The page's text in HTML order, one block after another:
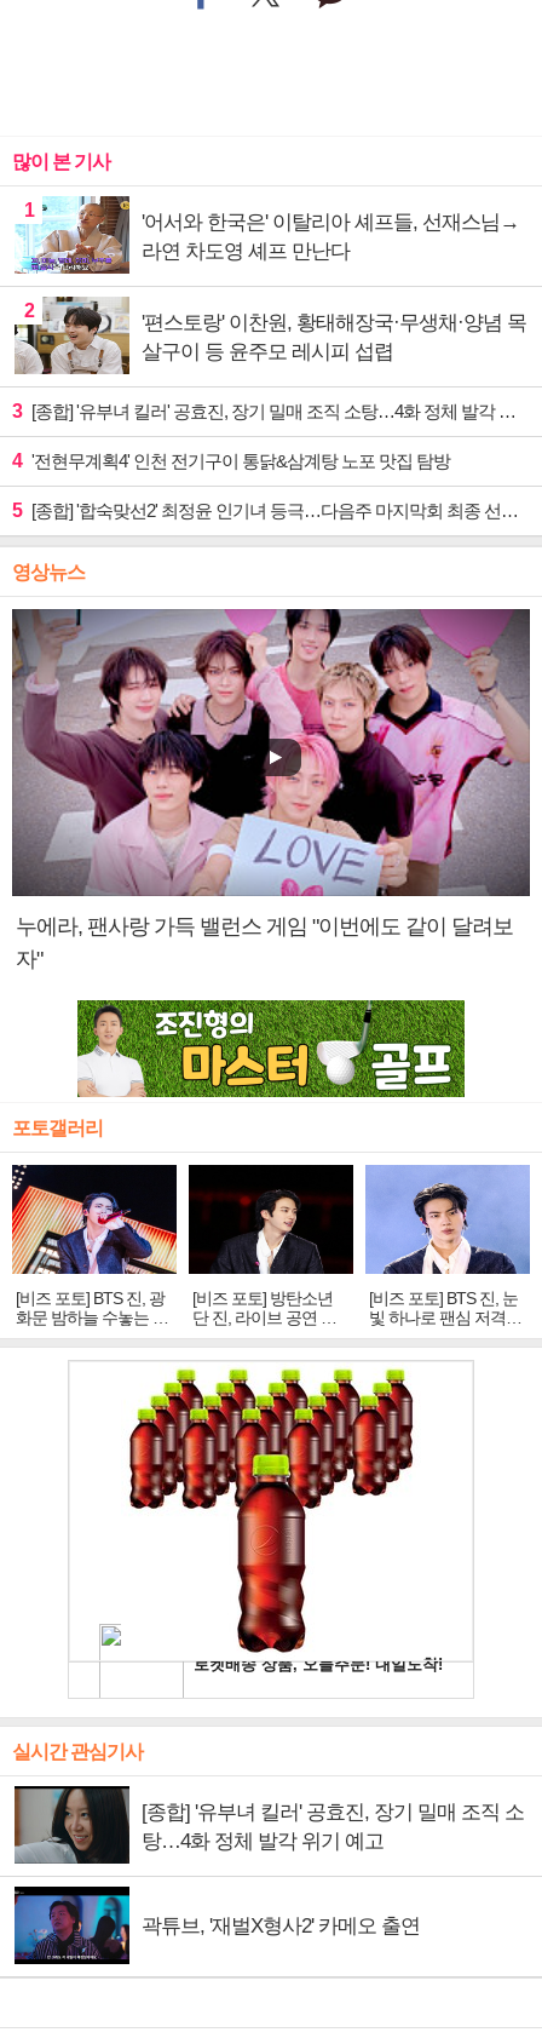
많이 본 기사
1
'어서와 한국은' 이탈리아 셰프들, 선재스님→
라연 차도영 셰프 만난다
2
'편스토랑' 이찬원, 황태해장국·무생채·양념 목
살구이 등 윤주모 레시피 섭렵
3 [종합] '유부녀 킬러' 공효진, 장기 밀매 조직 소탕…4화 정체 발각 위기 예고
4 '전현무계획4' 인천 전기구이 통닭&삼계탕 노포 맛집 탐방
5 [종합] '합숙맞선2' 최정윤 인기녀 등극…다음주 마지막회 최종 선택 예고
영상뉴스
누에라, 팬사랑 가득 밸런스 게임 "이번에도 같이 달려보
자"
포토갤러리
[비즈 포토] BTS 진, 광
화문 밤하늘 수놓는 '비
주얼 킹'의 열창
[비즈 포토] 방탄소년
단 진, 라이브 공연 중
빛나는 독보적 아우라
[비즈 포토] BTS 진, 눈
빛 하나로 팬심 저격…
독보적 카리스마
실시간 관심기사
[종합] '유부녀 킬러' 공효진, 장기 밀매 조직 소
탕…4화 정체 발각 위기 예고
곽튜브, '재벌X형사2' 카메오 출연